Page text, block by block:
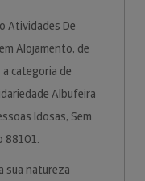
Atividades De
Alojamento, de
a categoria de
Albufeira
Idosas, Sem
88101.
sua natureza